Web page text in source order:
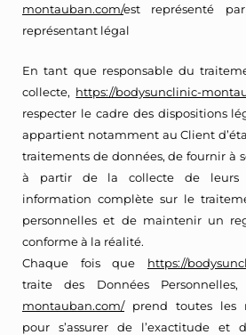
montauban.com/est représenté
représentant légal
En tant que responsable du
collecte, https://bodysunclinic-
respecter le cadre des dispositions
appartient notamment au Client
traitements de données, de fournir à
à partir de la collecte de leurs
information complète sur le
personnelles et de maintenir un
conforme à la réalité.
Chaque fois que https://
traite des Données Personnelles,
montauban.com/prend toutes les
pour s’assurer de l’exactitude et